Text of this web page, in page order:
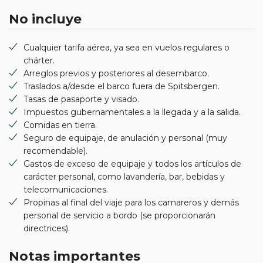
No incluye
Cualquier tarifa aérea, ya sea en vuelos regulares o
chárter.
Arreglos previos y posteriores al desembarco.
Traslados a/desde el barco fuera de Spitsbergen.
Tasas de pasaporte y visado.
Impuestos gubernamentales a la llegada y a la salida.
Comidas en tierra.
Seguro de equipaje, de anulación y personal (muy
recomendable).
Gastos de exceso de equipaje y todos los artículos de
carácter personal, como lavandería, bar, bebidas y
telecomunicaciones.
Propinas al final del viaje para los camareros y demás
personal de servicio a bordo (se proporcionarán
directrices).
Notas importantes